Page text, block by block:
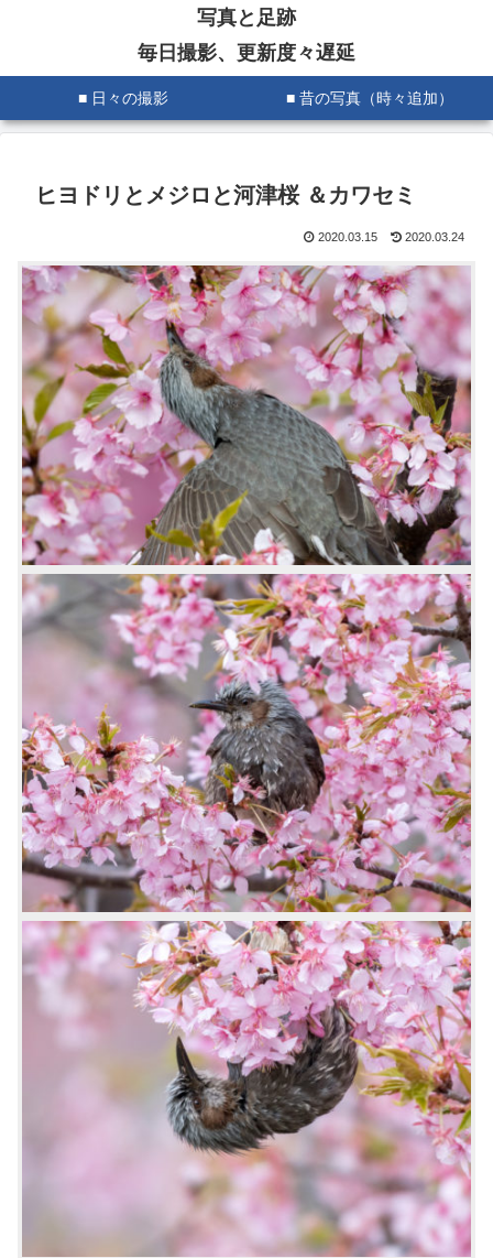
写真と足跡
毎日撮影、更新度々遅延
■ 日々の撮影 ■ 昔の写真（時々追加）
ヒヨドリとメジロと河津桜 ＆カワセミ
2020.03.15 2020.03.24